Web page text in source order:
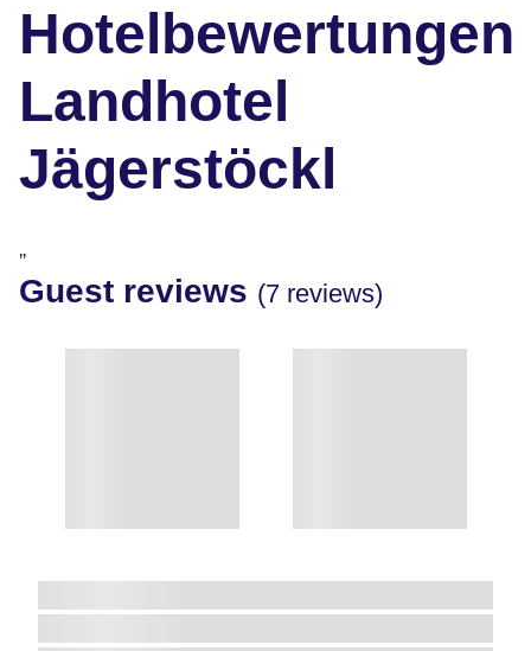
Hotelbewertungen
Landhotel
Jägerstöckl
"
Guest reviews (7 reviews)